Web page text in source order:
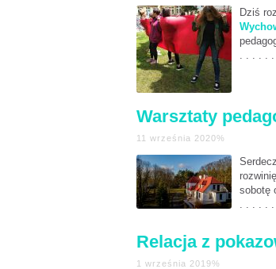
Dziś
. . . . .
Warsztaty
11 września 2020%
sobotę
. . . . .
Relacja z
1 września 2019%